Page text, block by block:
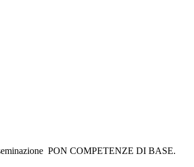
PON COMPETENZE DI BASE.